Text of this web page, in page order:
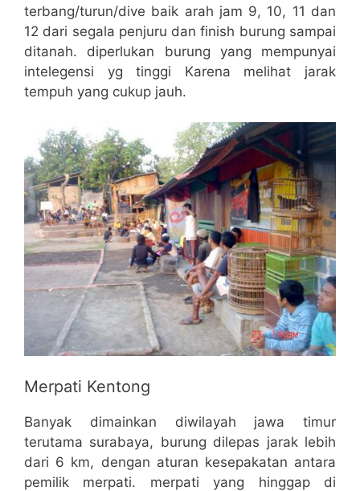
terbang/turun/dive baik arah jam 9, 10, 11 dan
12 dari segala penjuru dan finish burung sampai
ditanah. diperlukan burung yang mempunyai
intelegensi yg tinggi Karena melihat jarak
tempuh yang cukup jauh.
Merpati Kentong
Banyak dimainkan diwilayah jawa timur
terutama surabaya, burung dilepas jarak lebih
dari 6 km, dengan aturan kesepakatan antara
pemilik merpati. merpati yang hinggap di